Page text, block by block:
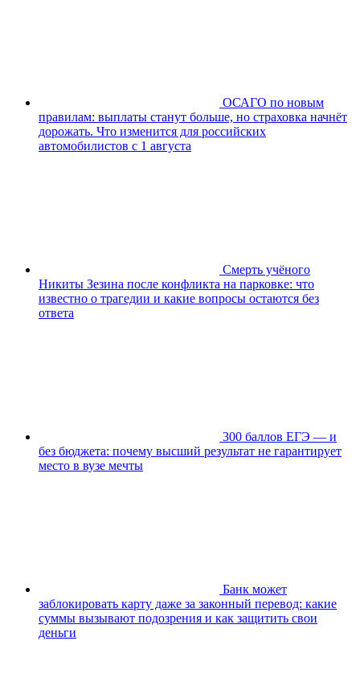
ОСАГО по новым
правилам: выплаты станут больше, но страховка начнёт
дорожать. Что изменится для российских
автомобилистов с 1 августа
Смерть учёного
Никиты Зезина после конфликта на парковке: что
известно о трагедии и какие вопросы остаются без
ответа
300 баллов ЕГЭ — и
без бюджета: почему высший результат не гарантирует
место в вузе мечты
Банк может
заблокировать карту даже за законный перевод: какие
суммы вызывают подозрения и как защитить свои
деньги